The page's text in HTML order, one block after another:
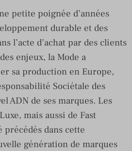
petite poignée d’années
durable et des
l’acte d’achat par des clients
enjeux, la Mode a
sa production en Europe,
Sociétale des
ADN de ses marques. Les
mais aussi de Fast
précédés dans cette
génération de marques